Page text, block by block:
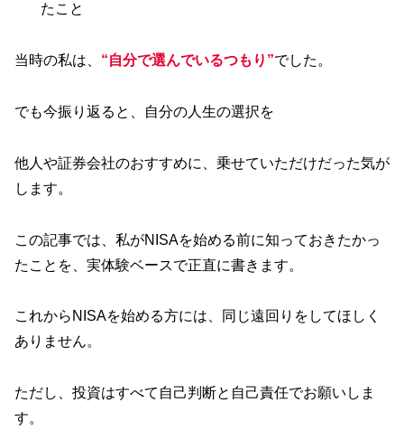
たこと
当時の私は、 “自分で選んでいるつもり”でした。
でも今振り返ると、自分の人生の選択を
他人や証券会社のおすすめに、乗せていただけだった気が
します。
この記事では、私がNISAを始める前に知っておきたかっ
たことを、実体験ベースで正直に書きます。
これからNISAを始める方には、同じ遠回りをしてほしく
ありません。
ただし、投資はすべて自己判断と自己責任でお願いしま
す。